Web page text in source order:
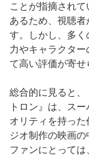
ことが指摘され
あるため、視聴
す。しかし、多く
力やキャラクタ
て高い評価が寄せ
総合的に見ると
トロン』は、ス
オリティを持っ
ジオ制作の映画
ファンにとっては